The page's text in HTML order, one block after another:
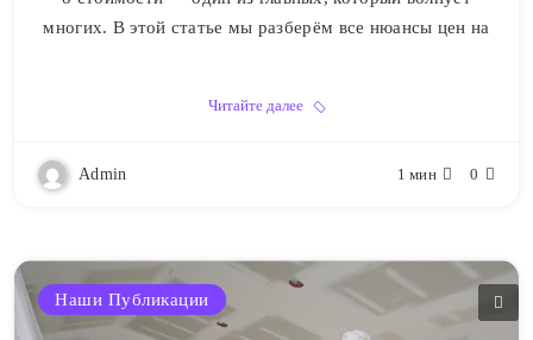
многих. В этой статье мы разберём все нюансы цен на
Читайте далее
Admin 1 мин 0
Наши Публикации